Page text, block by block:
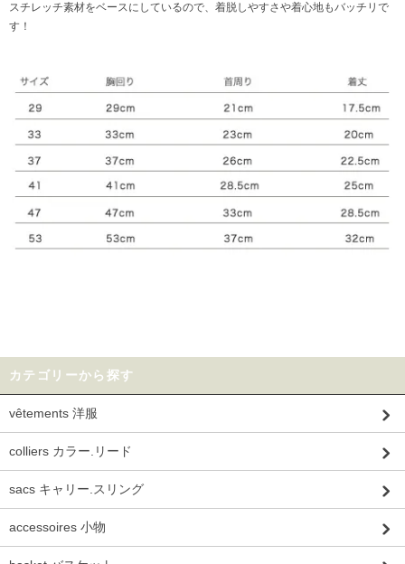
スチレッチ素材をベースにしているので、着脱しやすさや着心地もバッチリで
す！
カテゴリーから探す
vêtements 洋服
colliers カラー.リード
sacs キャリー.スリング
accessoires 小物